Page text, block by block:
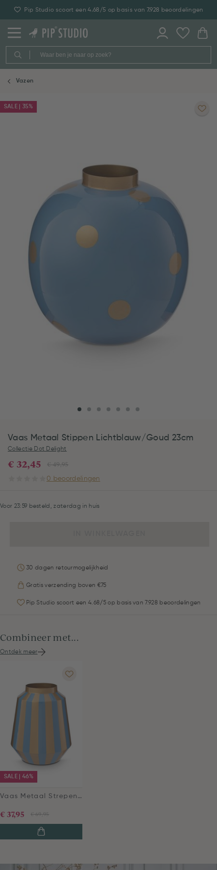
Pip Studio scoort een 4.68/5 op basis van 7.928 beoordelingen
Vazen
SALE | 35%
Vaas Metaal Stippen Lichtblauw/Goud 23cm
Collectie Dot Delight
€ 49,95
€ 32,45
0 beoordelingen
Voor 23:59 besteld, zaterdag in huis
30 dagen retourmogelijkheid
Gratis verzending boven €75
Pip Studio scoort een 4.68/5 op basis van 7.928 beoordelingen
Combineer met...
Ontdek meer
SALE | 46%
Vaas Metaal Strepen Lichtblauw/Goud 29cm
€ 69,95
€ 37,95